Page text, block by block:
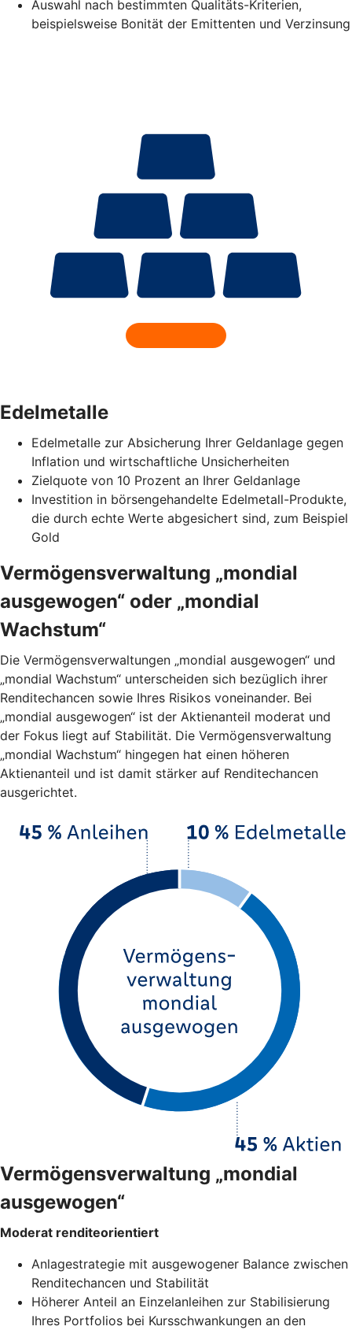
Auswahl nach bestimmten Qualitäts-Kriterien,
beispielsweise Bonität der Emittenten und Verzinsung
Edelmetalle
Edelmetalle zur Absicherung Ihrer Geldanlage gegen
Inflation und wirtschaftliche Unsicherheiten
Zielquote von 10 Prozent an Ihrer Geldanlage
Investition in börsengehandelte Edelmetall-Produkte,
die durch echte Werte abgesichert sind, zum Beispiel
Gold
Vermögensverwaltung „mondial
ausgewogen“ oder „mondial
Wachstum“
Die Vermögensverwaltungen „mondial ausgewogen“ und
„mondial Wachstum“ unterscheiden sich bezüglich ihrer
Renditechancen sowie Ihres Risikos voneinander. Bei
„mondial ausgewogen“ ist der Aktienanteil moderat und
der Fokus liegt auf Stabilität. Die Vermögensverwaltung
„mondial Wachstum“ hingegen hat einen höheren
Aktienanteil und ist damit stärker auf Renditechancen
ausgerichtet.
Vermögensverwaltung „mondial
ausgewogen“
Moderat renditeorientiert
Anlagestrategie mit ausgewogener Balance zwischen
Renditechancen und Stabilität
Höherer Anteil an Einzelanleihen zur Stabilisierung
Ihres Portfolios bei Kursschwankungen an den